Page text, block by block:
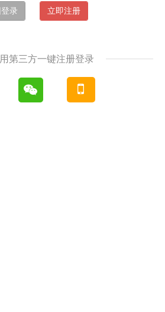
录 立即注册
第三方一键注册登录